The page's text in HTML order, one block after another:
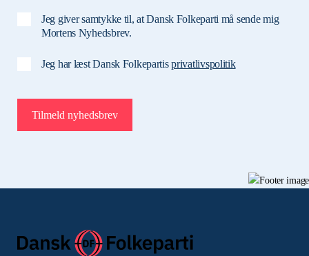
Jeg giver samtykke til, at Dansk Folkeparti må sende mig
Mortens Nyhedsbrev.
Jeg har læst Dansk Folkepartisprivatlivspolitik